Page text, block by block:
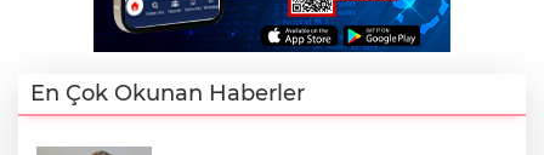
En Çok Okunan Haberler